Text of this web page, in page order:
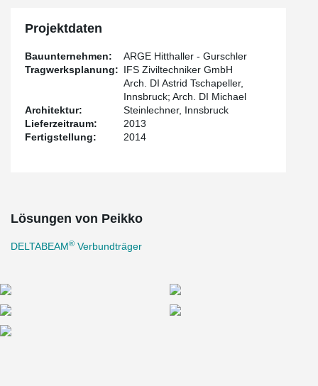
Projektdaten
Bauunternehmen:
ARGE Hitthaller - Gurschler
Tragwerksplanung: IFS Ziviltechniker GmbH
Architektur:
Arch. DI Astrid Tschapeller,
Innsbruck; Arch. DI Michael
Steinlechner, Innsbruck
Lieferzeitraum:
2013
Fertigstellung:
2014
Lösungen von Peikko
DELTABEAM® Verbundträger